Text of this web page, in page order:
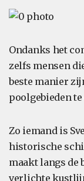
Ondanks het
zelfs mensen
beste manier
poolgebieden
Zo iemand is
historische
maakt langs de
verlichte